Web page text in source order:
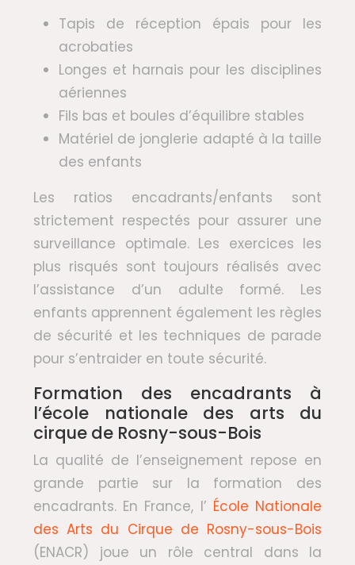
Tapis de réception épais pour les
acrobaties
Longes et harnais pour les disciplines
aériennes
Fils bas et boules d’équilibre stables
Matériel de jonglerie adapté à la taille
des enfants
Les ratios encadrants/enfants sont
strictement respectés pour assurer une
surveillance optimale. Les exercices les
plus risqués sont toujours réalisés avec
l’assistance d’un adulte formé. Les
enfants apprennent également les règles
de sécurité et les techniques de parade
pour s’entraider en toute sécurité.
Formation des encadrants à
l’école nationale des arts du
cirque de Rosny-sous-Bois
La qualité de l’enseignement repose en
grande partie sur la formation des
encadrants. En France, l’ École Nationale
des Arts du Cirque de Rosny-sous-Bois
(ENACR) joue un rôle central dans la